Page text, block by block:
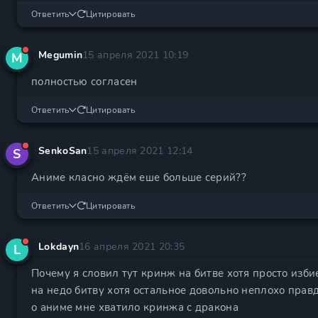
Ответить Цитировать
M Megumin15 апреля 2021 10:19
полностью согласен
Ответить Цитировать
S SenkoSan15 апреля 2021 12:14
Аниме класно ждём еше больше серий??
Ответить Цитировать
L Lokdayn16 апреля 2021 20:35
Почему я словил тут кринж на битве хотя просто
на недо битву хотя остальное довольно неплохо
о аниме мне хватило кринжа с дракона